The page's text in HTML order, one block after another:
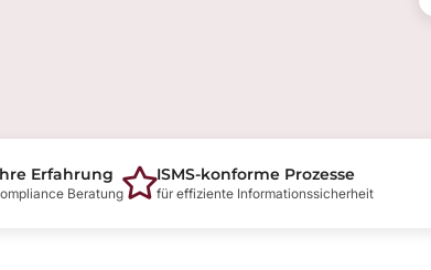
Erfahrung
Beratung
ISMS-konforme Prozesse
für effiziente Informationssicherheit